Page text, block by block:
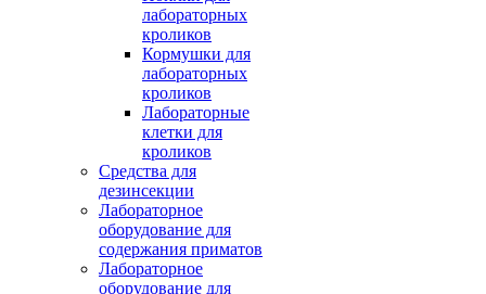
лабораторных
кроликов
Кормушки для
лабораторных
кроликов
Лабораторные
клетки для
кроликов
Средства для
дезинсекции
Лабораторное
оборудование для
содержания приматов
Лабораторное
оборудование для